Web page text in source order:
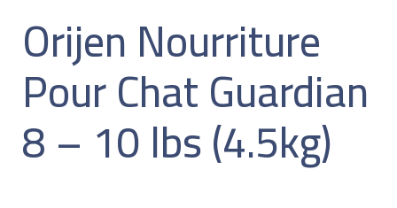
Orijen Nourriture
Pour Chat Guardian
8 – 10 lbs (4.5kg)